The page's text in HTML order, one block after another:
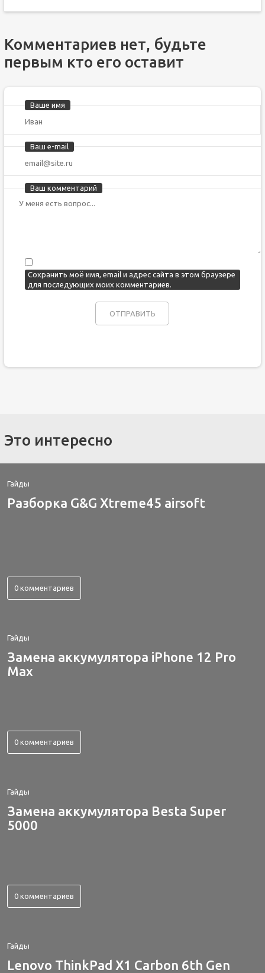
Комментариев нет, будьте
первым кто его оставит
Ваше имя
Ваш e-mail
Ваш комментарий
Сохранить моё имя, email и адрес сайта в этом браузере
для последующих моих комментариев.
Это интересно
Гайды
Разборка G&G Xtreme45 airsoft
0 комментариев
Гайды
Замена аккумулятора iPhone 12 Pro
Max
0 комментариев
Гайды
Замена аккумулятора Besta Super
5000
0 комментариев
Гайды
Lenovo ThinkPad X1 Carbon 6th Gen